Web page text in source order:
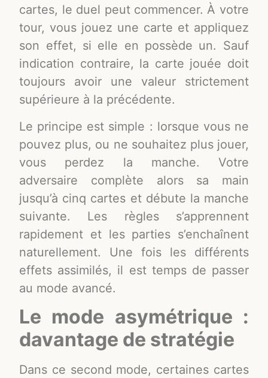
cartes, le duel peut commencer. À votre
tour, vous jouez une carte et appliquez
son effet, si elle en possède un. Sauf
indication contraire, la carte jouée doit
toujours avoir une valeur strictement
supérieure à la précédente.
Le principe est simple : lorsque vous ne
pouvez plus, ou ne souhaitez plus jouer,
vous perdez la manche. Votre
adversaire complète alors sa main
jusqu’à cinq cartes et débute la manche
suivante. Les règles s’apprennent
rapidement et les parties s’enchaînent
naturellement. Une fois les différents
effets assimilés, il est temps de passer
au mode avancé.
Le mode asymétrique :
davantage de stratégie
Dans ce second mode, certaines cartes